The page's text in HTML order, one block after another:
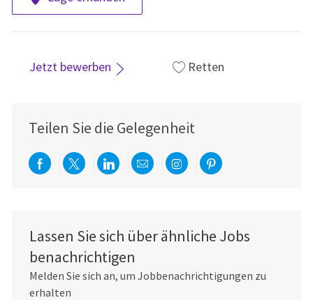
Jetzt bewerben Retten
Teilen Sie die Gelegenheit
Über Facebook teilen
Per Twitter teilen
Über LinkedIn teilen
Per E-Mail teilen
Über Instagram
Über
Lassen Sie sich über ähnliche Jobs
benachrichtigen
Melden Sie sich an, um Jobbenachrichtigungen zu
erhalten